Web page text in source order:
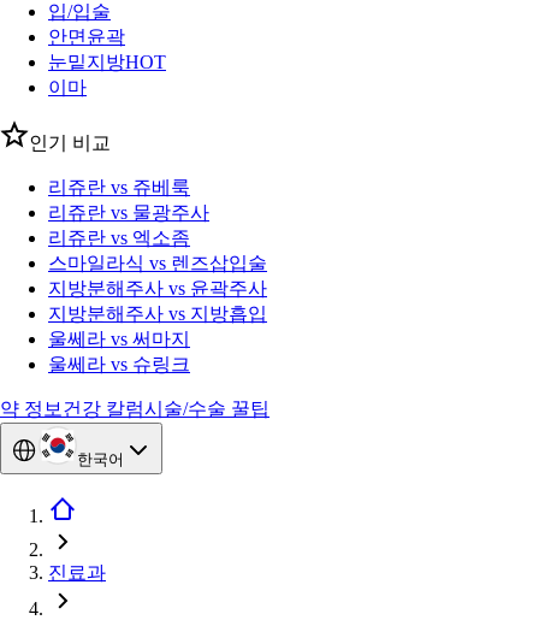
입/입술
안면윤곽
눈밑지방HOT
이마
인기 비교
리쥬란 vs 쥬베룩
리쥬란 vs 물광주사
리쥬란 vs 엑소좀
스마일라식 vs 렌즈삽입술
지방분해주사 vs 윤곽주사
지방분해주사 vs 지방흡입
울쎄라 vs 써마지
울쎄라 vs 슈링크
약 정보 건강 칼럼시술/수술 꿀팁
한국어
진료과